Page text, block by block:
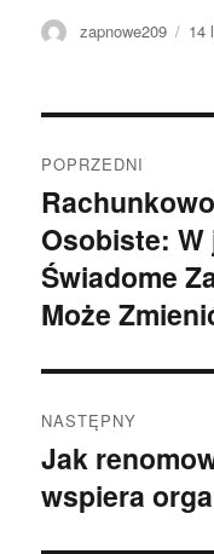
Autor
zapnowe209 14
wpisu
POPRZEDNI
Poprzedni
wpis:
Osobiste:
Świadome
Może
NASTĘPNY
Następny
wpis:
Jak
wspiera